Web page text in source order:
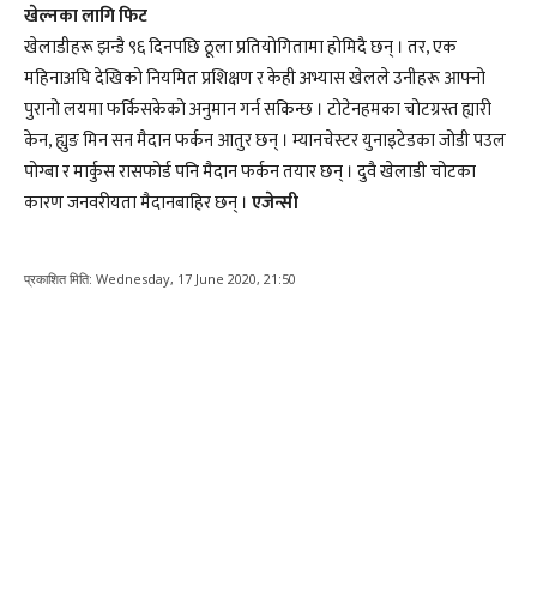
खेल्नका लागि फिट
खेलाडीहरू झन्डै ९६ दिनपछि ठूला प्रतियोगितामा होमिदै छन् । तर, एक
महिनाअघि देखिको नियमित प्रशिक्षण र केही अभ्यास खेलले उनीहरू आफ्नो
पुरानो लयमा फर्किसकेको अनुमान गर्न सकिन्छ । टोटेनहमका चोटग्रस्त ह्यारी
केन, ह्युङ मिन सन मैदान फर्कन आतुर छन् । म्यानचेस्टर युनाइटेडका जोडी पउल
पोग्बा र मार्कुस रासफोर्ड पनि मैदान फर्कन तयार छन् । दुवै खेलाडी चोटका
कारण जनवरीयता मैदानबाहिर छन् । एजेन्सी
प्रकाशित मिति: Wednesday, 17 June 2020, 21:50